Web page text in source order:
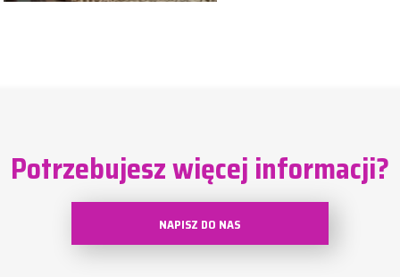
Potrzebujesz więcej informacji?
NAPISZ DO NAS